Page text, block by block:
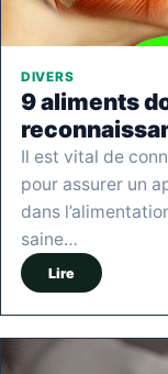
DIVERS
9 aliments
Il est vital de
pour assurer un
dans
saine…
Lire